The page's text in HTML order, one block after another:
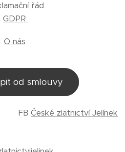
řád
GDPR
O nás
od smlouvy
FB České zlatnictví Jelínek